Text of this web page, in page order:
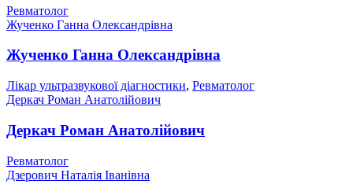
Ревматолог
Жученко Ганна Олександрівна
Жученко Ганна Олександрівна
Лікар ультразвукової діагностики, Ревматолог
Деркач Роман Анатолійович
Деркач Роман Анатолійович
Ревматолог
Дзерович Наталія Іванівна